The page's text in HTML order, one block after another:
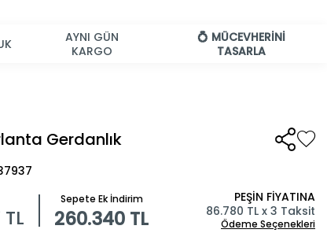
AYNI GÜN
KARGO
💍 MÜCEVHERİNİ
TASARLA
Gerdanlık
TL
Sepete Ek İndirim
260.340 TL
PEŞİN FİYATINA
86.780 TL x 3 Taksit
Ödeme Seçenekleri